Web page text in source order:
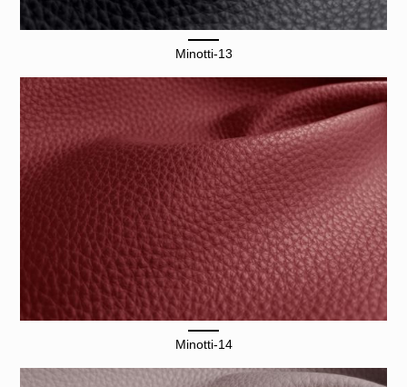
Minotti-13
Minotti-14